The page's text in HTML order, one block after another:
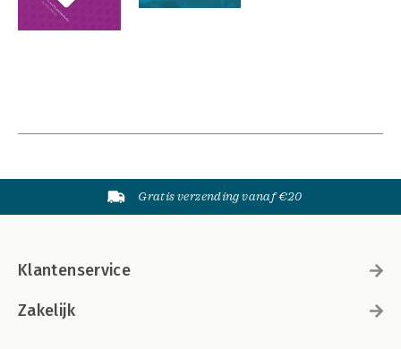
Gratis verzending vanaf €20
Klantenservice
Zakelijk